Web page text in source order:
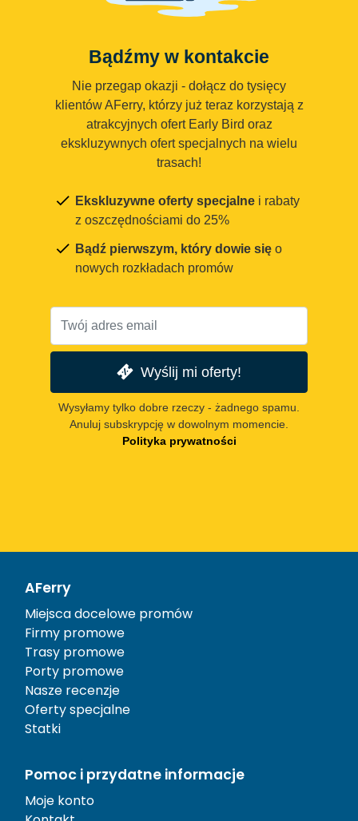
Bądźmy w kontakcie
Nie przegap okazji - dołącz do tysięcy
klientów AFerry, którzy już teraz korzystają z
atrakcyjnych ofert Early Bird oraz
ekskluzywnych ofert specjalnych na wielu
trasach!
Ekskluzywne oferty specjalne i rabaty
z oszczędnościami do 25%
Bądź pierwszym, który dowie się o
nowych rozkładach promów
Wyślij mi oferty!
Wysyłamy tylko dobre rzeczy - żadnego spamu.
Anuluj subskrypcję w dowolnym momencie.
Polityka prywatności
AFerry
Miejsca docelowe promów
Firmy promowe
Trasy promowe
Porty promowe
Nasze recenzje
Oferty specjalne
Statki
Pomoc i przydatne informacje
Moje konto